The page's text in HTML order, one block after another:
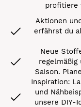
profitiere
Aktionen
erfährst du
Neue
Saison.
Inspiration:
und
unsere DIY-